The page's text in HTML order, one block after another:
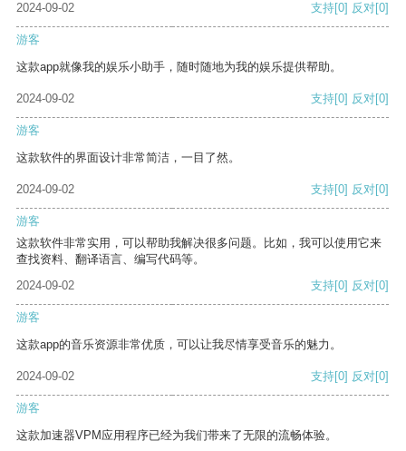
2024-09-02
支持[0] 反对[0]
游客
这款app就像我的娱乐小助手，随时随地为我的娱乐提供帮助。
2024-09-02 支持[0] 反对[0]
游客
这款软件的界面设计非常简洁，一目了然。
2024-09-02 支持[0] 反对[0]
游客
这款软件非常实用，可以帮助我解决很多问题。比如，我可以使用它来
查找资料、翻译语言、编写代码等。
2024-09-02
支持[0] 反对[0]
游客
这款app的音乐资源非常优质，可以让我尽情享受音乐的魅力。
2024-09-02 支持[0] 反对[0]
游客
这款加速器VPM应用程序已经为我们带来了无限的流畅体验。